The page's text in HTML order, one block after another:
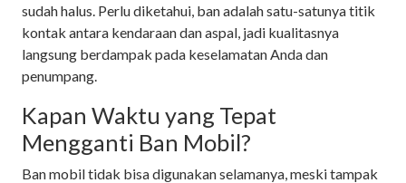
sudah halus. Perlu diketahui, ban adalah satu-satunya titik
kontak antara kendaraan dan aspal, jadi kualitasnya
langsung berdampak pada keselamatan Anda dan
penumpang.
Kapan Waktu yang Tepat
Mengganti Ban Mobil?
Ban mobil tidak bisa digunakan selamanya, meski tampak